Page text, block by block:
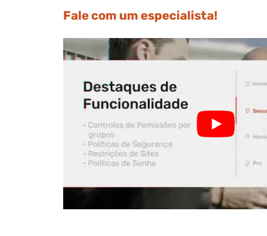
Fale com um especialista!